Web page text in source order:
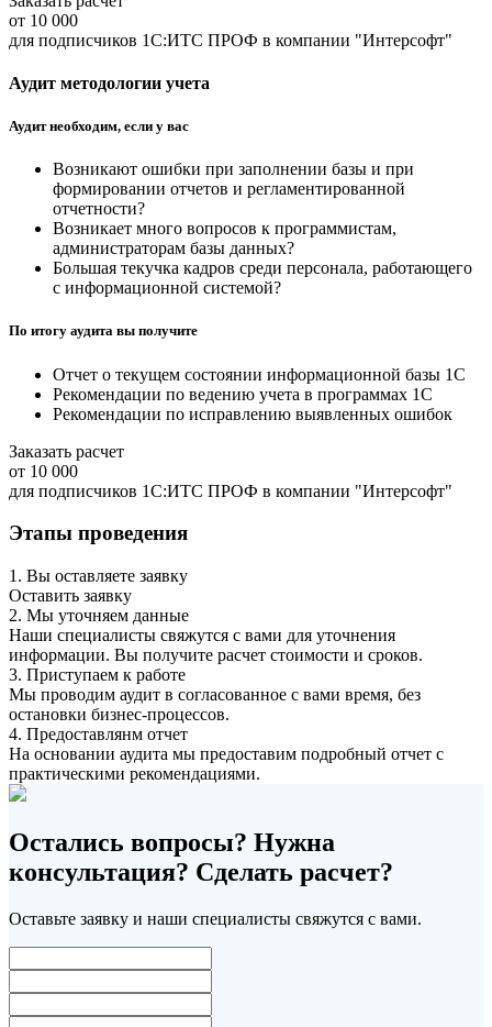
от 10 000
для подписчиков 1С:ИТС ПРОФ в компании "Интерсофт"
Аудит методологии учета
Аудит необходим, если у вас
Возникают ошибки при заполнении базы и при
формировании отчетов и регламентированной
отчетности?
Возникает много вопросов к программистам,
администраторам базы данных?
Большая текучка кадров среди персонала, работающего
с информационной системой?
По итогу аудита вы получите
Отчет о текущем состоянии информационной базы 1С
Рекомендации по ведению учета в программах 1С
Рекомендации по исправлению выявленных ошибок
Заказать расчет
от 10 000
для подписчиков 1С:ИТС ПРОФ в компании "Интерсофт"
Этапы проведения
1. Вы оставляете заявку
Оставить заявку
2. Мы уточняем данные
Наши специалисты свяжутся с вами для уточнения
информации. Вы получите расчет стоимости и сроков.
3. Приступаем к работе
Мы проводим аудит в согласованное с вами время, без
остановки бизнес-процессов.
4. Предоставлянм отчет
На основании аудита мы предоставим подробный отчет с
практическими рекомендациями.
Остались вопросы? Нужна
консультация? Сделать расчет?
Оставьте заявку и наши специалисты свяжутся с вами.